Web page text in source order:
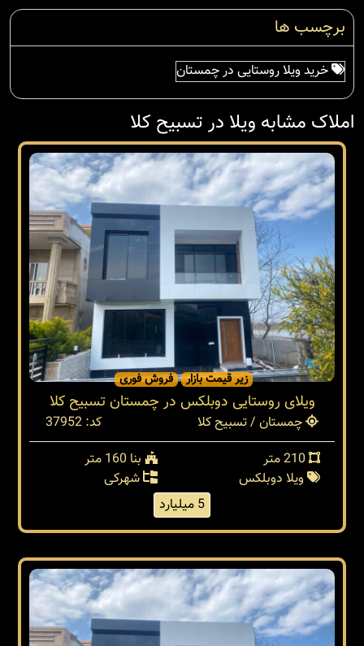
برچسب ها
خرید ویلا روستایی در چمستان
املاک مشابه ویلا در تسبیح کلا
زیر قیمت بازار فروش فوری
ویلای روستایی دوبلکس در چمستان تسبیح کلا
چمستان / تسبیح کلا
کد: 37952
بنا 160 متر
ویلا دوبلکس
شهرکی
5 میلیارد